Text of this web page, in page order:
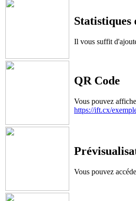
Statistiques
Il vous suffit
QR Code
Vous pouvez
https://ift.cx/
Vous pouvez